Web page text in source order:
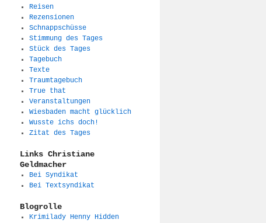
Reisen
Rezensionen
Schnappschüsse
Stimmung des Tages
Stück des Tages
Tagebuch
Texte
Traumtagebuch
True that
Veranstaltungen
Wiesbaden macht glücklich
Wusste ichs doch!
Zitat des Tages
Links Christiane
Geldmacher
Bei Syndikat
Bei Textsyndikat
Blogrolle
Krimilady Henny Hidden